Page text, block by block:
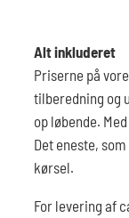
Alt inkluderet
Priserne på
tilberedning og
op løbende.
Det eneste,
kørsel.
For levering af